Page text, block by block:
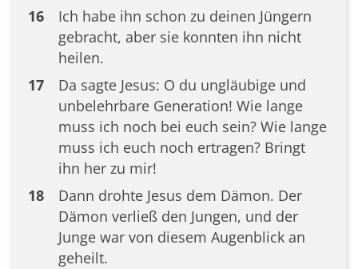
16
Ich habe ihn schon zu deinen Jüngern
gebracht, aber sie konnten ihn nicht
heilen.
17
Da sagte Jesus: O du ungläubige und
unbelehrbare Generation! Wie lange
muss ich noch bei euch sein? Wie lange
muss ich euch noch ertragen? Bringt
ihn her zu mir!
18
Dann drohte Jesus dem Dämon. Der
Dämon verließ den Jungen, und der
Junge war von diesem Augenblick an
geheilt.